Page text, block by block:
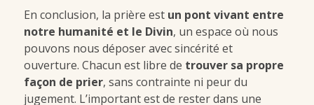
En conclusion, la prière est un pont vivant entre
notre humanité et le Divin, un espace où nous
pouvons nous déposer avec sincérité et
ouverture. Chacun est libre de trouver sa propre
façon de prier, sans contrainte ni peur du
jugement. L’important est de rester dans une